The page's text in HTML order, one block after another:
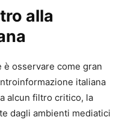
alla
è osservare come gran
italiana
alcun filtro critico, la
dagli ambienti mediatici